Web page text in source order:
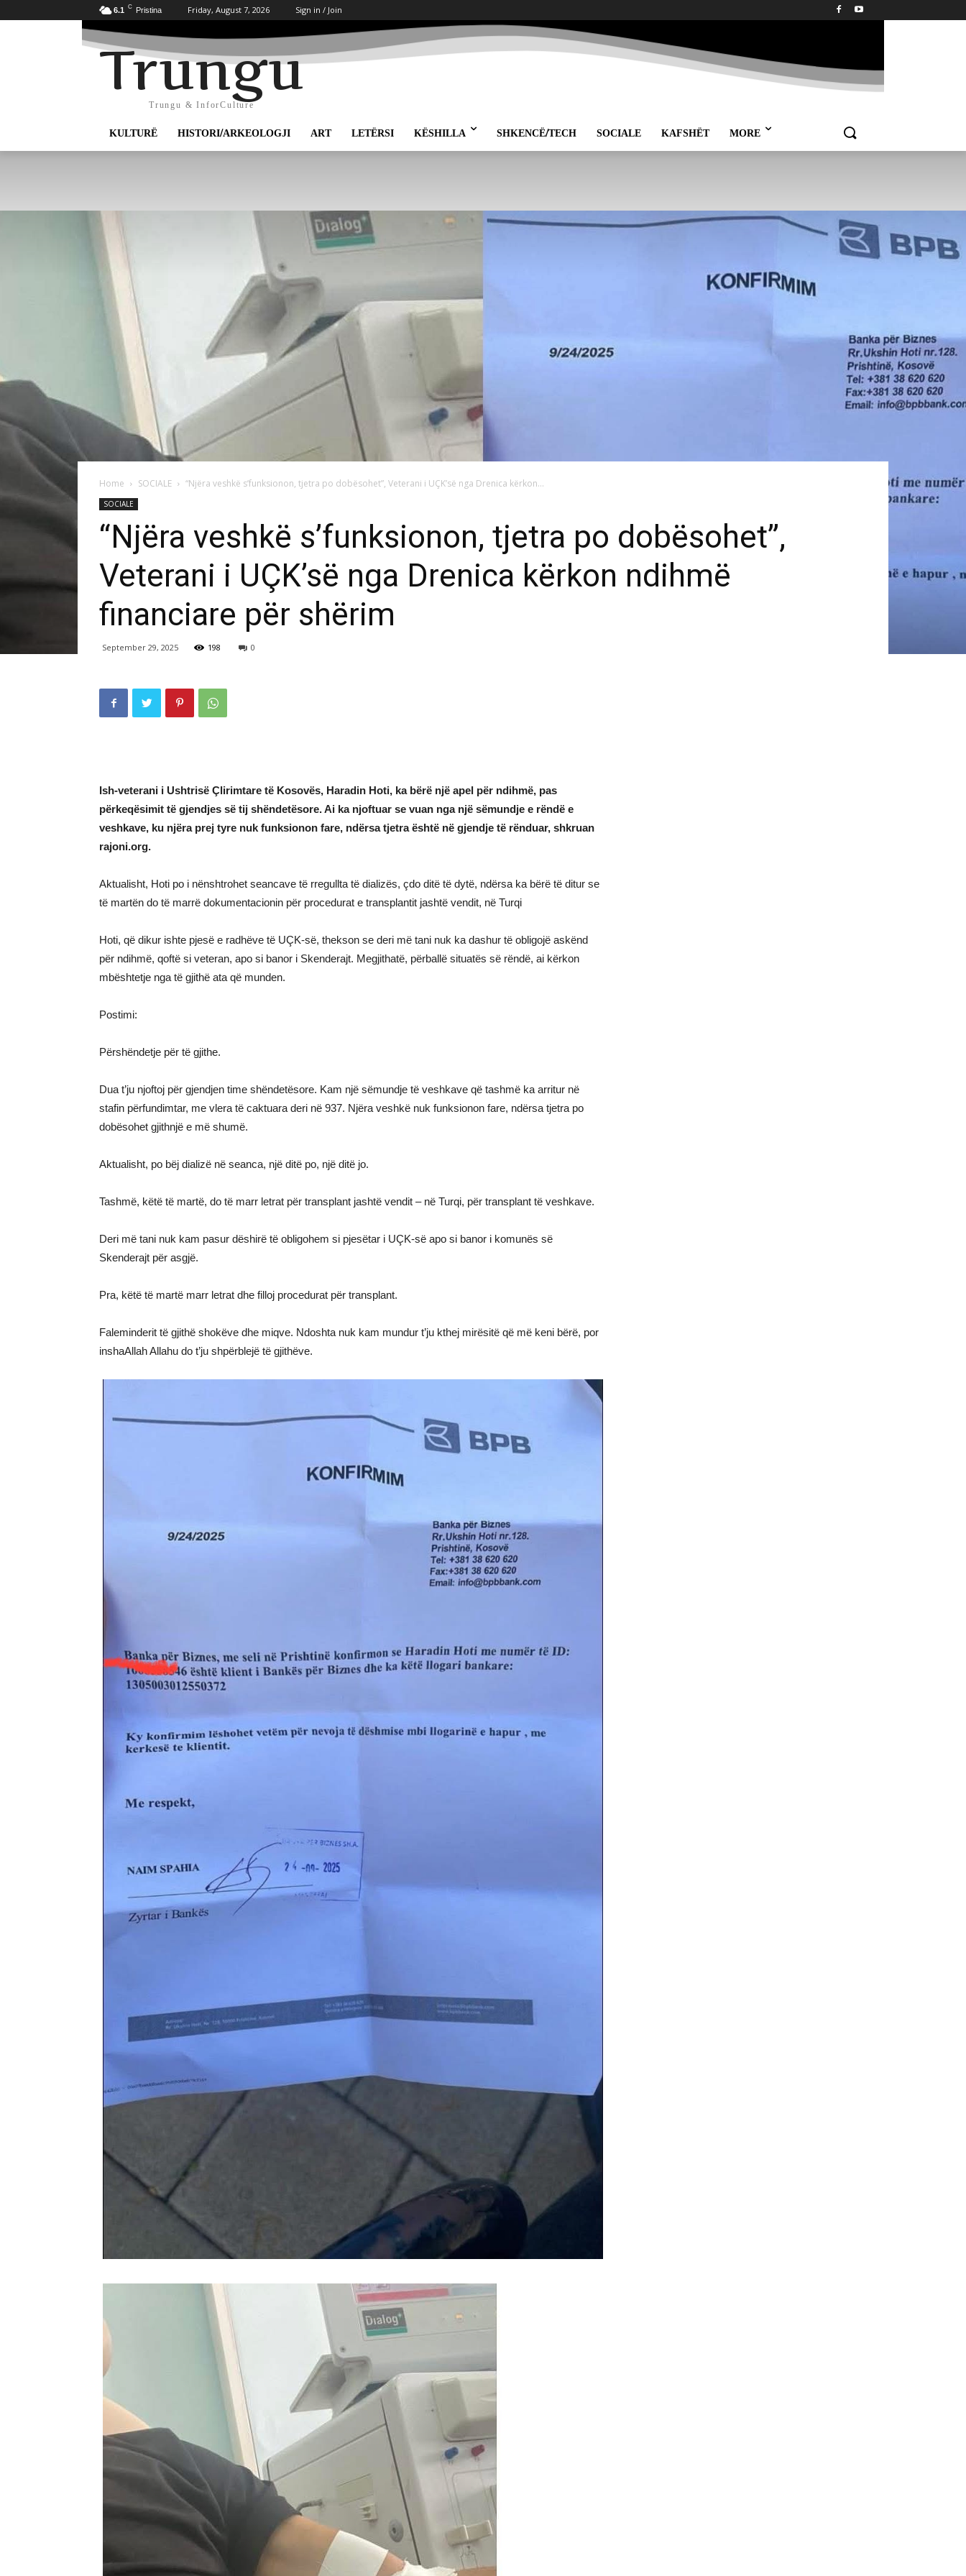
6.1 C Pristina Friday, August 7, 2026 Sign in / Join
Trungu
Trungu & InforCulture
KULTURË HISTORI/ARKEOLOGJI ART LETËRSI KËSHILLA SHKENCË/TECH SOCIALE KAFSHËT MORE
Home SOCIALE “Njëra veshkë s’funksionon, tjetra po dobësohet”, Veterani i UÇK’së nga Drenica kërkon...
SOCIALE
“Njëra veshkë s’funksionon, tjetra po dobësohet”,
Veterani i UÇK’së nga Drenica kërkon ndihmë
financiare për shërim
September 29, 2025 198 0
Ish-veterani i Ushtrisë Çlirimtare të Kosovës, Haradin Hoti, ka bërë një apel për ndihmë, pas
përkeqësimit të gjendjes së tij shëndetësore. Ai ka njoftuar se vuan nga një sëmundje e rëndë e
veshkave, ku njëra prej tyre nuk funksionon fare, ndërsa tjetra është në gjendje të rënduar, shkruan
rajoni.org.
Aktualisht, Hoti po i nënshtrohet seancave të rregullta të dializës, çdo ditë të dytë, ndërsa ka bërë të ditur se
të martën do të marrë dokumentacionin për procedurat e transplantit jashtë vendit, në Turqi
Hoti, që dikur ishte pjesë e radhëve të UÇK-së, thekson se deri më tani nuk ka dashur të obligojë askënd
për ndihmë, qoftë si veteran, apo si banor i Skenderajt. Megjithatë, përballë situatës së rëndë, ai kërkon
mbështetje nga të gjithë ata që munden.
Postimi:
Përshëndetje për të gjithe.
Dua t’ju njoftoj për gjendjen time shëndetësore. Kam një sëmundje të veshkave që tashmë ka arritur në
stafin përfundimtar, me vlera të caktuara deri në 937. Njëra veshkë nuk funksionon fare, ndërsa tjetra po
dobësohet gjithnjë e më shumë.
Aktualisht, po bëj dializë në seanca, një ditë po, një ditë jo.
Tashmë, këtë të martë, do të marr letrat për transplant jashtë vendit – në Turqi, për transplant të veshkave.
Deri më tani nuk kam pasur dëshirë të obligohem si pjesëtar i UÇK-së apo si banor i komunës së
Skenderajt për asgjë.
Pra, këtë të martë marr letrat dhe filloj procedurat për transplant.
Faleminderit të gjithë shokëve dhe miqve. Ndoshta nuk kam mundur t’ju kthej mirësitë që më keni bërë, por
inshaAllah Allahu do t’ju shpërblejë të gjithëve.